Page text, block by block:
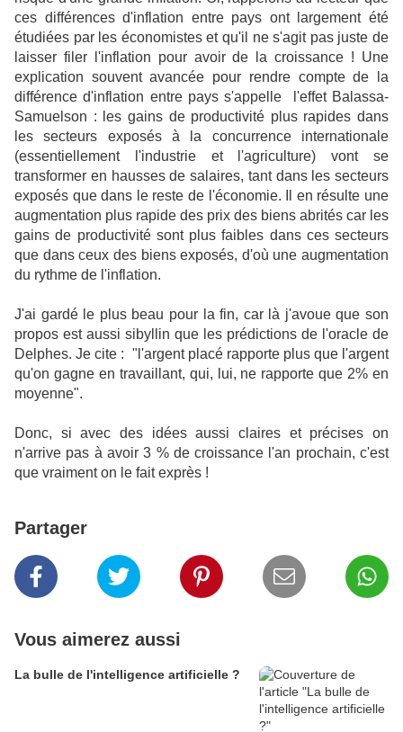
ces différences d'inflation entre pays ont largement été
étudiées par les économistes et qu'il ne s'agit pas juste de
laisser filer l'inflation pour avoir de la croissance ! Une
explication souvent avancée pour rendre compte de la
différence d'inflation entre pays s'appelle l'effet Balassa-
Samuelson : les gains de productivité plus rapides dans
les secteurs exposés à la concurrence internationale
(essentiellement l'industrie et l'agriculture) vont se
transformer en hausses de salaires, tant dans les secteurs
exposés que dans le reste de l'économie. Il en résulte une
augmentation plus rapide des prix des biens abrités car les
gains de productivité sont plus faibles dans ces secteurs
que dans ceux des biens exposés, d'où une augmentation
du rythme de l'inflation.
J'ai gardé le plus beau pour la fin, car là j'avoue que son
propos est aussi sibyllin que les prédictions de l'oracle de
Delphes. Je cite : "l'argent placé rapporte plus que l'argent
qu'on gagne en travaillant, qui, lui, ne rapporte que 2% en
moyenne".
Donc, si avec des idées aussi claires et précises on
n'arrive pas à avoir 3 % de croissance l'an prochain, c'est
que vraiment on le fait exprès !
Partager
Vous aimerez aussi
La bulle de l'intelligence artificielle ?